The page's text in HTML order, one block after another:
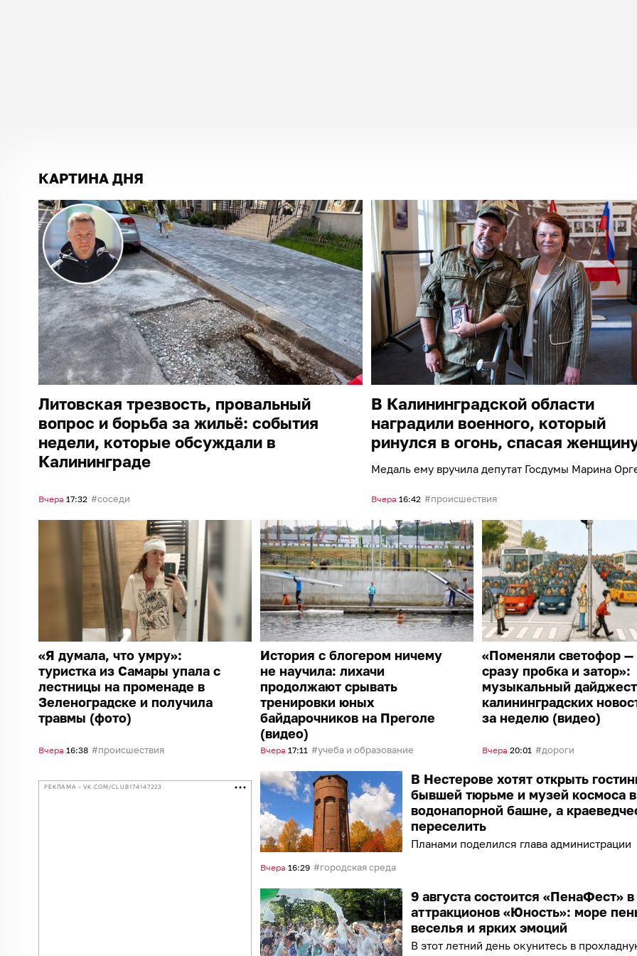
КАРТИНА ДНЯ
Литовская трезвость, провальный
вопрос и борьба за жильё: события
недели, которые обсуждали в
Калининграде
Вчера 17:32 соседи
В Калининградской области
наградили военного, который
ринулся в огонь, спасая
Медаль ему вручила депутат Госдумы Марина
Вчера 16:42 происшествия
«Я думала, что умру»:
туристка из Самары упала с
лестницы на променаде в
Зеленоградске и получила
травмы (фото)
Вчера 16:38 происшествия
История с блогером ничему
не научила: лихачи
продолжают срывать
тренировки юных
байдарочников на Преголе
(видео)
Вчера 17:11 учеба и образование
«Поменяли светофор —
сразу пробка и затор»:
музыкальный дайджест
калининградских
за неделю (видео)
Вчера 20:01 дороги
РЕКЛАМА • VK.COM/CLUB174147223
В Нестерове хотят открыть
бывшей тюрьме и музей космоса в
водонапорной башне, а
переселить
Планами поделился глава администрации
Вчера 16:29 городская среда
9 августа состоится «ПенаФест»
аттракционов «Юность»: море
веселья и ярких эмоций
В этот летний день окунитесь в